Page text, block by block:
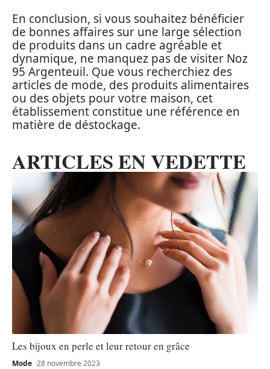
En conclusion, si vous souhaitez bénéficier
de bonnes affaires sur une large sélection
de produits dans un cadre agréable et
dynamique, ne manquez pas de visiter Noz
95 Argenteuil. Que vous recherchiez des
articles de mode, des produits alimentaires
ou des objets pour votre maison, cet
établissement constitue une référence en
matière de déstockage.
ARTICLES EN VEDETTE
Les bijoux en perle et leur retour en grâce
Mode 28 novembre 2023